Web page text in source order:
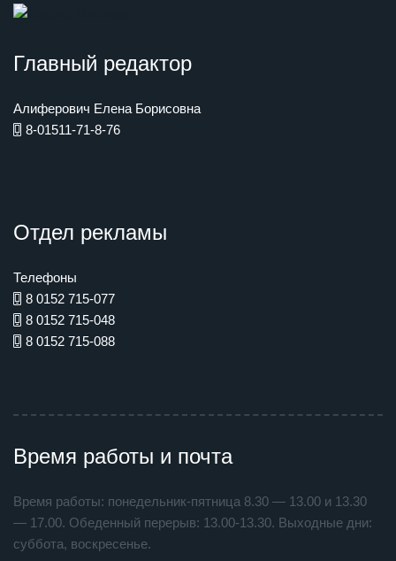
Главный редактор
Алиферович Елена Борисовна
8-01511-71-8-76
Отдел рекламы
Телефоны
8 0152 715-077
8 0152 715-048
8 0152 715-088
Время работы и почта
Время работы: понедельник-пятница 8.30 — 13.00 и 13.30
— 17.00. Обеденный перерыв: 13.00-13.30. Выходные дни:
суббота, воскресенье.